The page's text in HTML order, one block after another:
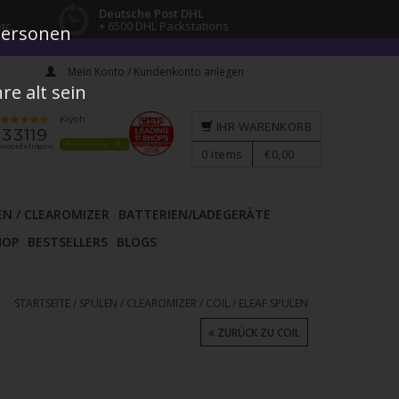
Deutsche Post DHL
+ 6500 DHL Packstations
Mein Konto / Kundenkonto anlegen
/ CLEAROMIZER
BATTERIEN/LADEGERÄTE
BESTSELLERS BLOGS
IHR WARENKORB
0 items €0,00
STARTSEITE / SPULEN / CLEAROMIZER / COIL/ ELEAF SPULEN
ZURÜCK ZU COIL
alt sein